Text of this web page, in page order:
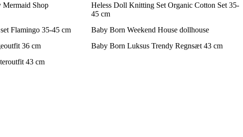
Mermaid Shop
Heless Doll Knitting Set Organic Cotton Set 35-
45 cm
Flamingo 35-45 cm
Baby Born Weekend House dollhouse
36 cm
Baby Born Luksus Trendy Regnsæt 43 cm
43 cm